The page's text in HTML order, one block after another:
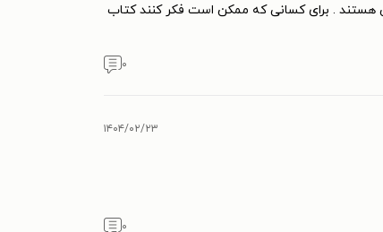
هستند . برای کسانی که ممکن است فکر کنند کتاب
۰
۱۴۰۴/۰۲/۲۳
۰